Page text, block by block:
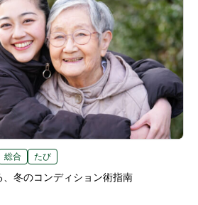
総合 たび
冬のコンディション術指南